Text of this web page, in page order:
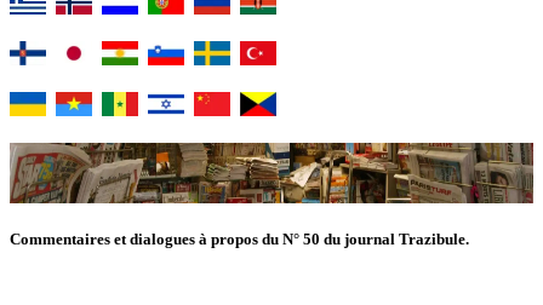
Commentaires et dialogues à propos du N° 50 du journal Trazibule.